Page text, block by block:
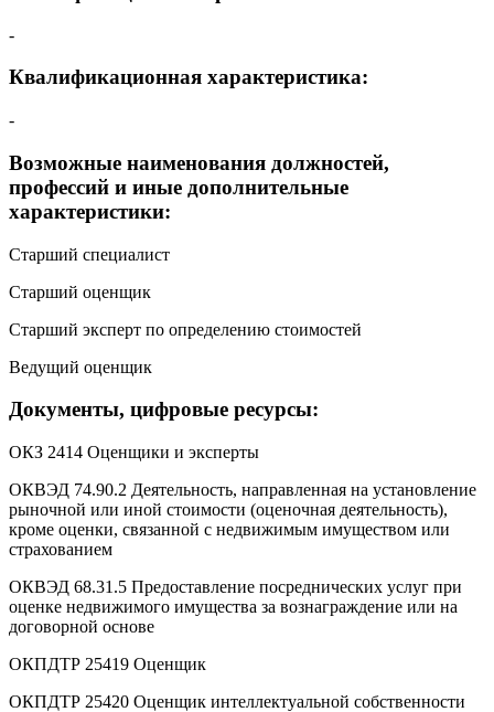
-
Квалификационная характеристика:
-
Возможные наименования должностей,
профессий и иные дополнительные
характеристики:
Старший специалист
Старший оценщик
Старший эксперт по определению стоимостей
Ведущий оценщик
Документы, цифровые ресурсы:
ОКЗ 2414 Оценщики и эксперты
ОКВЭД 74.90.2 Деятельность, направленная на установление
рыночной или иной стоимости (оценочная деятельность),
кроме оценки, связанной с недвижимым имуществом или
страхованием
ОКВЭД 68.31.5 Предоставление посреднических услуг при
оценке недвижимого имущества за вознаграждение или на
договорной основе
ОКПДТР 25419 Оценщик
ОКПДТР 25420 Оценщик интеллектуальной собственности